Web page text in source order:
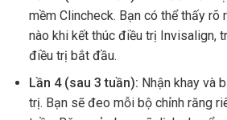
mềm Clincheck. Bạn có thể thấy rõ
nào khi kết thúc điều trị Invisalign,
điều trị bắt đầu.
Lần 4 (sau 3 tuần): Nhận khay và
trị. Bạn sẽ đeo mỗi bộ chỉnh răng